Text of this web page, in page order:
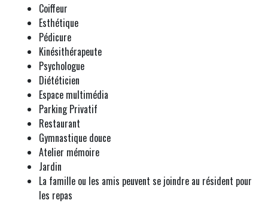
Coiffeur
Esthétique
Pédicure
Kinésithérapeute
Psychologue
Diététicien
Espace multimédia
Parking Privatif
Restaurant
Gymnastique douce
Atelier mémoire
Jardin
La famille ou les amis peuvent se joindre au résident pour
les repas